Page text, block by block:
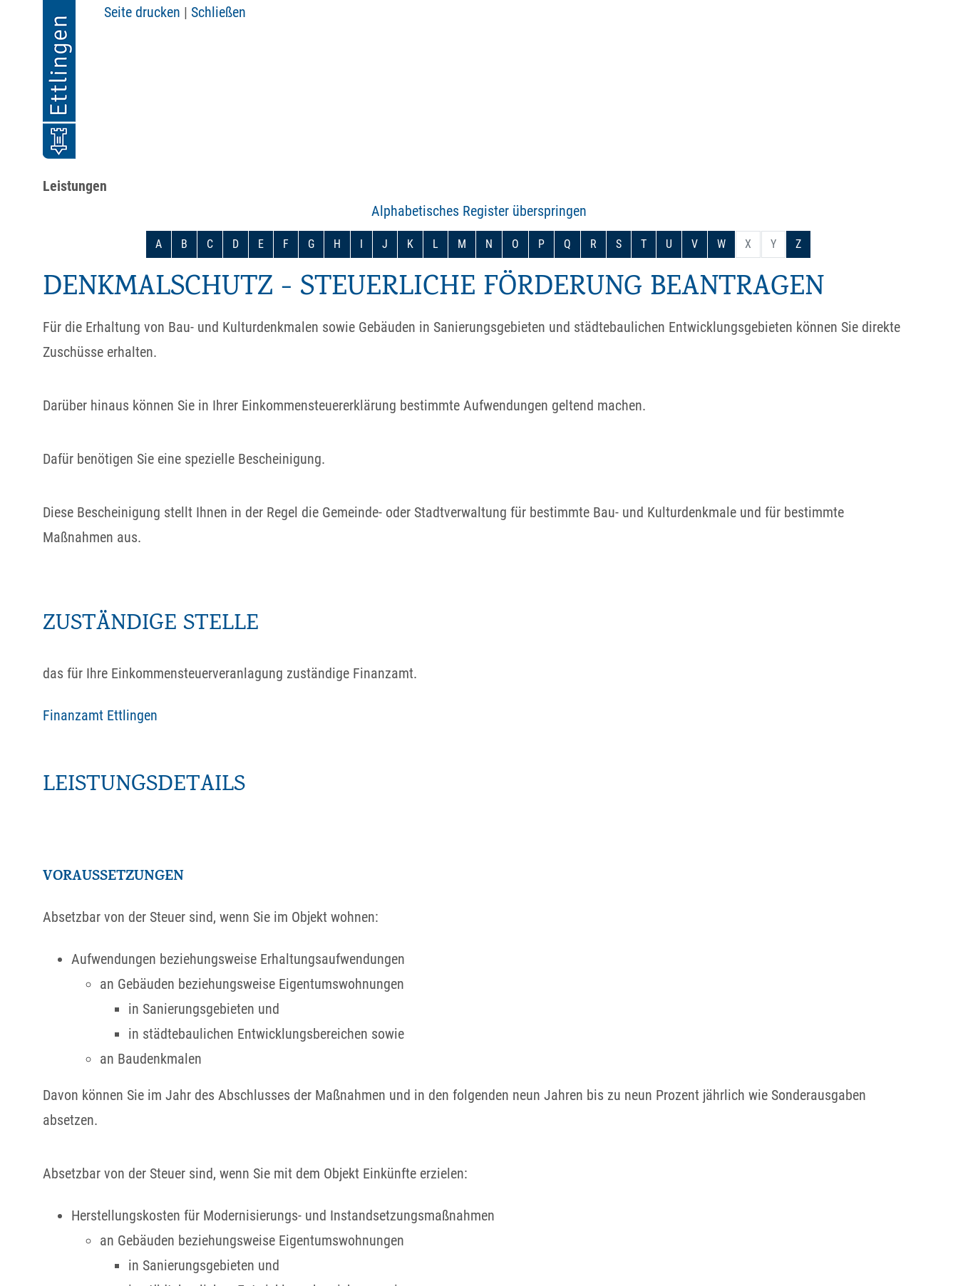
Seite drucken | Schließen
Leistungen
Alphabetisches Register überspringen
A B C D E F G H I J K L M N O P Q R S T U V W X Y Z
DENKMALSCHUTZ - STEUERLICHE FÖRDERUNG BEANTRAGEN
Für die Erhaltung von Bau- und Kulturdenkmalen sowie Gebäuden in Sanierungsgebieten und städtebaulichen Entwicklungsgebieten können Sie direkte
Zuschüsse erhalten.
Darüber hinaus können Sie in Ihrer Einkommensteuererklärung bestimmte Aufwendungen geltend machen.
Dafür benötigen Sie eine spezielle Bescheinigung.
Diese Bescheinigung stellt Ihnen in der Regel die Gemeinde- oder Stadtverwaltung für bestimmte Bau- und Kulturdenkmale und für bestimmte
Maßnahmen aus.
ZUSTÄNDIGE STELLE
das für Ihre Einkommensteuerveranlagung zuständige Finanzamt.
Finanzamt Ettlingen
LEISTUNGSDETAILS
VORAUSSETZUNGEN
Absetzbar von der Steuer sind, wenn Sie im Objekt wohnen:
Aufwendungen beziehungsweise Erhaltungsaufwendungen
an Gebäuden beziehungsweise Eigentumswohnungen
in Sanierungsgebieten und
in städtebaulichen Entwicklungsbereichen sowie
an Baudenkmalen
Davon können Sie im Jahr des Abschlusses der Maßnahmen und in den folgenden neun Jahren bis zu neun Prozent jährlich wie Sonderausgaben
absetzen.
Absetzbar von der Steuer sind, wenn Sie mit dem Objekt Einkünfte erzielen:
Herstellungskosten für Modernisierungs- und Instandsetzungsmaßnahmen
an Gebäuden beziehungsweise Eigentumswohnungen
in Sanierungsgebieten und